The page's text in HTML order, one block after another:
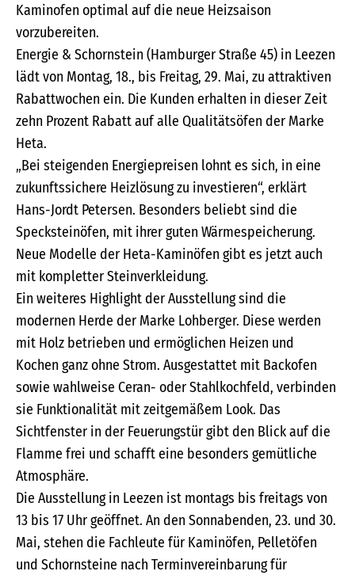
Kaminofen optimal auf die neue Heizsaison
vorzubereiten.
Energie & Schornstein (Hamburger Straße 45) in Leezen
lädt von Montag, 18., bis Freitag, 29. Mai, zu attraktiven
Rabattwochen ein. Die Kunden erhalten in dieser Zeit
zehn Prozent Rabatt auf alle Qualitätsöfen der Marke
Heta.
„Bei steigenden Energiepreisen lohnt es sich, in eine
zukunftssichere Heizlösung zu investieren“, erklärt
Hans-Jordt Petersen. Besonders beliebt sind die
Specksteinöfen, mit ihrer guten Wärmespeicherung.
Neue Modelle der Heta-Kaminöfen gibt es jetzt auch
mit kompletter Steinverkleidung.
Ein weiteres Highlight der Ausstellung sind die
modernen Herde der Marke Lohberger. Diese werden
mit Holz betrieben und ermöglichen Heizen und
Kochen ganz ohne Strom. Ausgestattet mit Backofen
sowie wahlweise Ceran- oder Stahlkochfeld, verbinden
sie Funktionalität mit zeitgemäßem Look. Das
Sichtfenster in der Feuerungstür gibt den Blick auf die
Flamme frei und schafft eine besonders gemütliche
Atmosphäre.
Die Ausstellung in Leezen ist montags bis freitags von
13 bis 17 Uhr geöffnet. An den Sonnabenden, 23. und 30.
Mai, stehen die Fachleute für Kaminöfen, Pelletöfen
und Schornsteine nach Terminvereinbarung für